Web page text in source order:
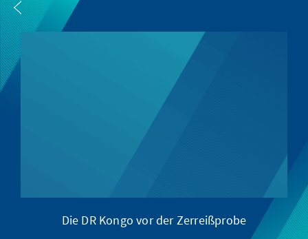
Die DR Kongo vor der Zerreißprobe